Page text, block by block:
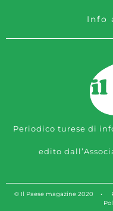
Periodico turese di
edito
Info
© Il Paese magazine 2020 •